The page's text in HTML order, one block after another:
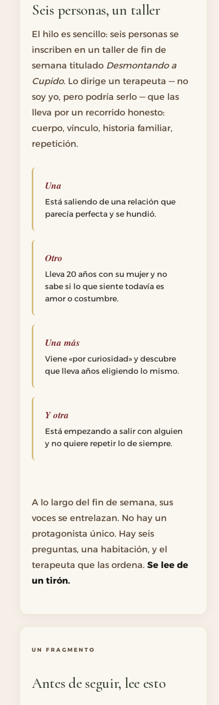
Seis personas, un taller
El hilo es sencillo: seis personas se
inscriben en un taller de fin de
semana titulado Desmontando a
Cupido. Lo dirige un terapeuta — no
soy yo, pero podría serlo — que las
lleva por un recorrido honesto:
cuerpo, vínculo, historia familiar,
repetición.
Una
Está saliendo de una relación que
parecía perfecta y se hundió.
Otro
Lleva 20 años con su mujer y no
sabe si lo que siente todavía es
amor o costumbre.
Una más
Viene «por curiosidad» y descubre
que lleva años eligiendo lo mismo.
Y otra
Está empezando a salir con alguien
y no quiere repetir lo de siempre.
A lo largo del fin de semana, sus
voces se entrelazan. No hay un
protagonista único. Hay seis
preguntas, una habitación, y el
terapeuta que las ordena. Se lee de
un tirón.
UN FRAGMENTO
Antes de seguir, lee esto